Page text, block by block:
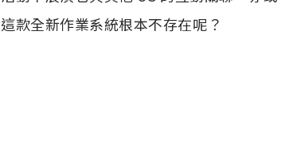
這款全新作業系統根本不存在呢？